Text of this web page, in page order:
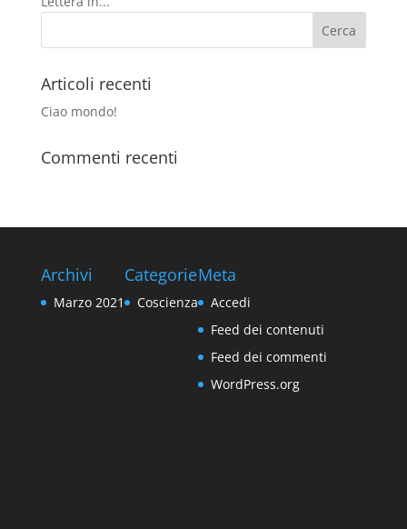
Articoli recenti
Ciao mondo!
Commenti recenti
Archivi
Marzo 2021
Categorie
Coscienza
Meta
Accedi
Feed dei contenuti
Feed dei commenti
WordPress.org